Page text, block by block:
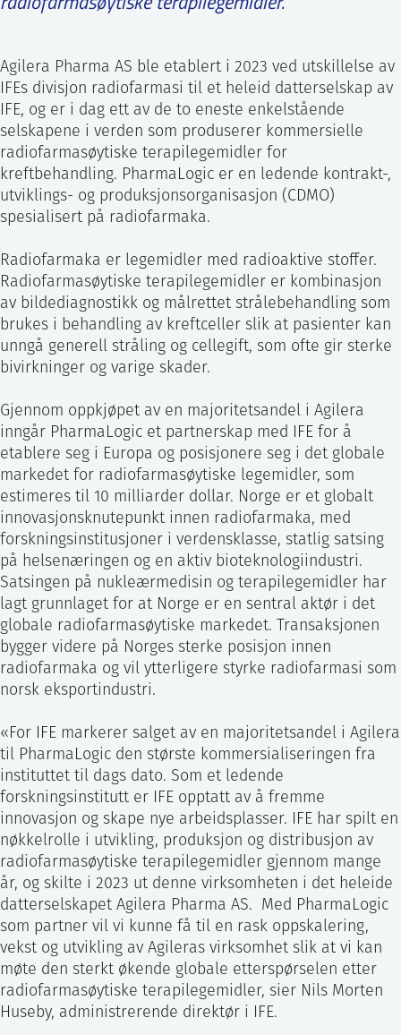
Agilera Pharma AS ble etablert i 2023 ved utskillelse av
IFEs divisjon radiofarmasi til et heleid datterselskap av
IFE, og er i dag ett av de to eneste enkelstående
selskapene i verden som produserer kommersielle
radiofarmasøytiske terapilegemidler for
kreftbehandling. PharmaLogic er en ledende kontrakt-,
utviklings- og produksjonsorganisasjon (CDMO)
spesialisert på radiofarmaka.
Radiofarmaka er legemidler med radioaktive stoffer.
Radiofarmasøytiske terapilegemidler er kombinasjon
av bildediagnostikk og målrettet strålebehandling som
brukes i behandling av kreftceller slik at pasienter kan
unngå generell stråling og cellegift, som ofte gir sterke
bivirkninger og varige skader.
Gjennom oppkjøpet av en majoritetsandel i Agilera
inngår PharmaLogic et partnerskap med IFE for å
etablere seg i Europa og posisjonere seg i det globale
markedet for radiofarmasøytiske legemidler, som
estimeres til 10 milliarder dollar. Norge er et globalt
innovasjonsknutepunkt innen radiofarmaka, med
forskningsinstitusjoner i verdensklasse, statlig satsing
på helsenæringen og en aktiv bioteknologiindustri.
Satsingen på nukleærmedisin og terapilegemidler har
lagt grunnlaget for at Norge er en sentral aktør i det
globale radiofarmasøytiske markedet. Transaksjonen
bygger videre på Norges sterke posisjon innen
radiofarmaka og vil ytterligere styrke radiofarmasi som
norsk eksportindustri.
«For IFE markerer salget av en majoritetsandel i Agilera
til PharmaLogic den største kommersialiseringen fra
instituttet til dags dato. Som et ledende
forskningsinstitutt er IFE opptatt av å fremme
innovasjon og skape nye arbeidsplasser. IFE har spilt en
nøkkelrolle i utvikling, produksjon og distribusjon av
radiofarmasøytiske terapilegemidler gjennom mange
år, og skilte i 2023 ut denne virksomheten i det heleide
datterselskapet Agilera Pharma AS. Med PharmaLogic
som partner vil vi kunne få til en rask oppskalering,
vekst og utvikling av Agileras virksomhet slik at vi kan
møte den sterkt økende globale etterspørselen etter
radiofarmasøytiske terapilegemidler, sier Nils Morten
Huseby, administrerende direktør i IFE.